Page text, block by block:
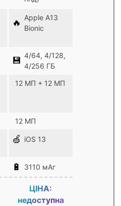
🔥 Apple A13
Bionic
💾 4/64, 4/128,
4/256 ГБ
12 МП + 12 МП
12 МП
🍏 iOS 13
🔋 3110 мАг
ЦІНА:
недоступна